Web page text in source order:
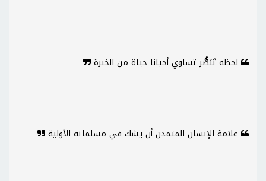
لحظة تَبَصُّر تساوي أحيانا حياة من الخبرة
علامة الإنسان المتمدن أن يشك في مسلماته الأولية